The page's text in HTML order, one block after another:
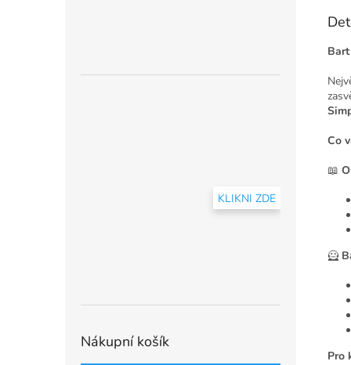
KLIKNI ZDE
Nákupní košík
Co
📖
🦸
Pro